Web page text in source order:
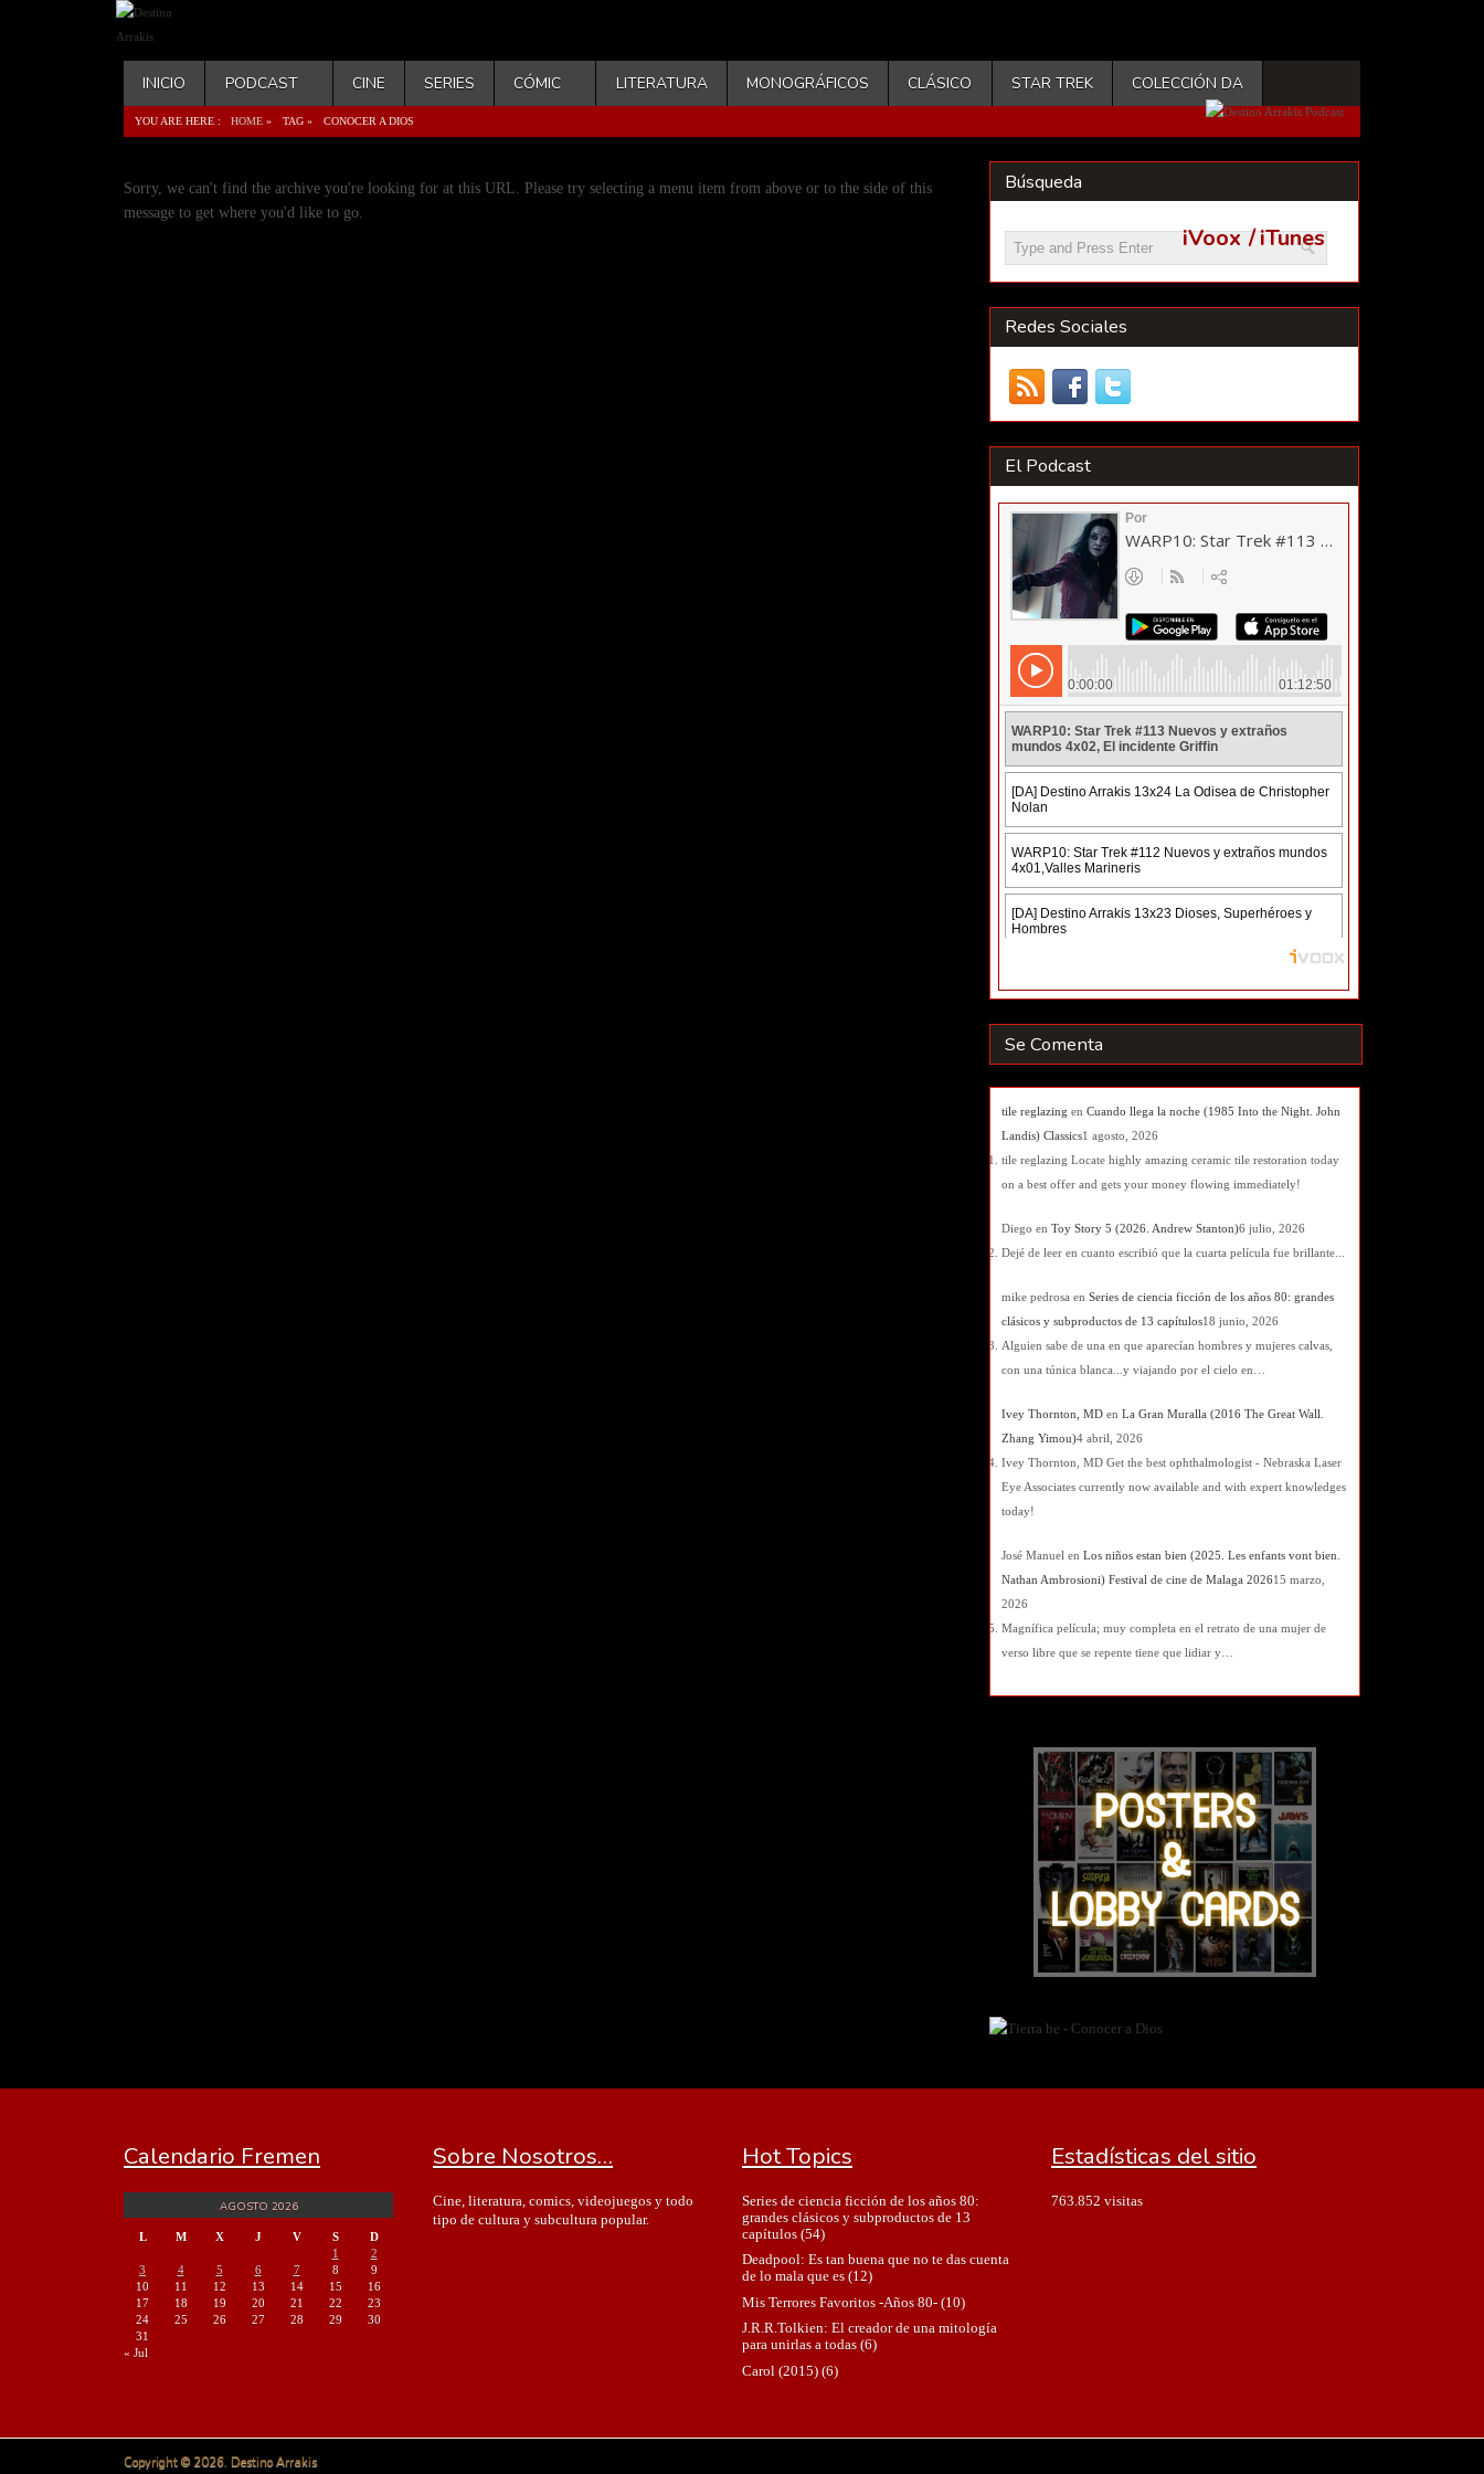
iVoox /iTunes
INICIO PODCAST CINE SERIES CÓMIC LITERATURA MONOGRÁFICOS CLÁSICO STAR TREK COLECCIÓN DA
YOU ARE HERE : HOME » TAG » CONOCER A DIOS
Sorry, we can't find the archive you're looking for at this URL. Please try selecting a menu item from above or to the side of this
message to get where you'd like to go.
Búsqueda
Redes Sociales
El Podcast
Se Comenta
tile reglazing en Cuando llega la noche (1985 Into the Night. John
Landis) Classics1 agosto, 2026
tile reglazing Locate highly amazing ceramic tile restoration today
on a best offer and gets your money flowing immediately!
Diego en Toy Story 5 (2026. Andrew Stanton)6 julio, 2026
Dejé de leer en cuanto escribió que la cuarta película fue brillante...
mike pedrosa en Series de ciencia ficción de los años 80: grandes
clásicos y subproductos de 13 capítulos18 junio, 2026
Alguien sabe de una en que aparecían hombres y mujeres calvas,
con una túnica blanca...y viajando por el cielo en…
Ivey Thornton, MD en La Gran Muralla (2016 The Great Wall.
Zhang Yimou)4 abril, 2026
Ivey Thornton, MD Get the best ophthalmologist - Nebraska Laser
Eye Associates currently now available and with expert knowledges
today!
José Manuel en Los niños estan bien (2025. Les enfants vont bien.
Nathan Ambrosioni) Festival de cine de Malaga 202615 marzo,
2026
Magnífica película; muy completa en el retrato de una mujer de
verso libre que se repente tiene que lidiar y…
Calendario Fremen
AGOSTO 2026
L M X J V S
D
1
2
3
4 5 6 7 8
9
10
11 12 13 14 15
16
17
18 19 20 21 22
23
24
25 26 27 28 29
30
31
« Jul
Sobre Nosotros…
Cine, literatura, comics, videojuegos y todo
tipo de cultura y subcultura popular.
Hot Topics
Series de ciencia ficción de los años 80:
grandes clásicos y subproductos de 13
capítulos(54)
Deadpool: Es tan buena que no te das cuenta
de lo mala que es(12)
Mis Terrores Favoritos -Años 80-(10)
J.R.R.Tolkien: El creador de una mitología
para unirlas a todas(6)
Carol (2015)(6)
Estadísticas del sitio
763.852 visitas
Copyright © 2026. Destino Arrakis